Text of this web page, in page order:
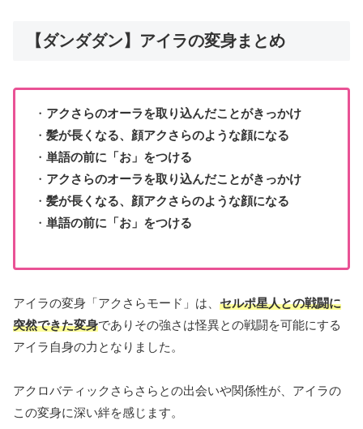
【ダンダダン】アイラの変身まとめ
・ アクさらのオーラを取り込んだことがきっかけ
・ 髪が長くなる、顔アクさらのような顔になる
・ 単語の前に「お」をつける
・ アクさらのオーラを取り込んだことがきっかけ
・ 髪が長くなる、顔アクさらのような顔になる
・ 単語の前に「お」をつける
アイラの変身「アクさらモード」は、 セルポ星人との戦闘に
突然できた変身でありその強さは怪異との戦闘を可能にする
アイラ自身の力となりました。
アクロバティックさらさらとの出会いや関係性が、アイラの
この変身に深い絆を感じます。